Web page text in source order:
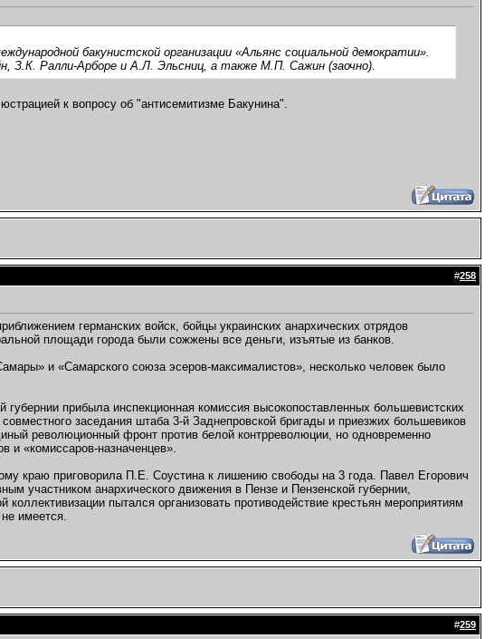
бакунистской организации «Альянс социальной демократии».
Ралли-Арборе и А.Л. Эльсниц, а также М.П. Сажин (заочно).
к вопросу об "антисемитизме Бакунина".
#258
германских войск, бойцы украинских анархических отрядов
площади города были сожжены все деньги, изъятые из банков.
и «Самарского союза эсеров-максималистов», несколько человек было
губернии прибыла инспекционная комиссия высокопоставленных большевистских
заседания штаба 3-й Заднепровской бригады и приезжих большевиков
революционный фронт против белой контрреволюции, но одновременно
и «комиссаров-назначенцев».
краю приговорила П.Е. Соустина к лишению свободы на 3 года. Павел Егорович
участником анархического движения в Пензе и Пензенской губернии,
коллективизации пытался организовать противодействие крестьян мероприятиям
имеется.
#259